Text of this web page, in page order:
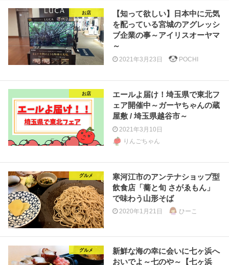
お店
【知って欲しい】日本中に元気
を配っている宮城のアグレッシ
ブ企業の事～アイリスオーヤマ
～
2021年3月23日 POCHI
お店
エールよ届け！埼玉県で東北フ
ェア開催中～ガーヤちゃんの蔵
屋敷 / 埼玉県越谷市～
2021年3月10日
りんごちゃん
グルメ
寒河江市のアンテナショップ型
飲食店「蕎と旬 さがゑもん」
で味わう山形そば
2020年1月21日 ひーこ
グルメ
新鮮な海の幸に会いに七ヶ浜へ
おいでよ～七のや～【七ヶ浜